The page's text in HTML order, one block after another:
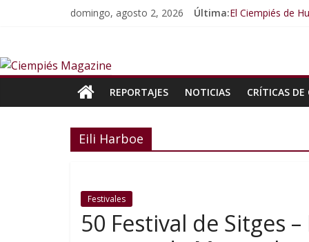
domingo, agosto 2, 2026 Última:El Ciempiés de
El Ciempiés de
REPORTAJES
NOTICIAS CRÍTICAS DE
Eili Harboe
Festivales
50 Festival de Sitges